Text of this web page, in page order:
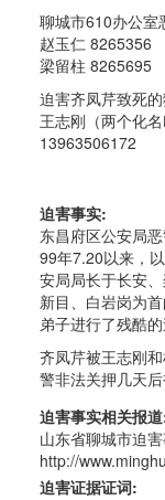
聊城市610办公室
赵玉仁 8265356
梁留柱 8265695
迫害齐凤芹致死的
王志刚（两个化
13963506172
迫害事实:
东昌府区公安局恶
99年7.20以来，
安局局长于长安
新目、白岩岗为
弟子进行了残酷的
齐凤芹被王志刚
警非法关押几天后
迫害事实相关报
山东省聊城市迫
http://
迫害证据证词: